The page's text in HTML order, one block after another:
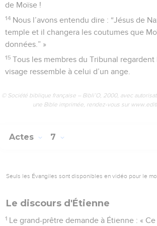
de Moïse !
14 Nous l’avons entendu dire : “Jésus de
temple et il changera les coutumes que
données.” »
15 Tous les membres du Tribunal regardent
visage ressemble à celui d’un ange.
© Société biblique française – Bibli’O, 2000, avec
une Bible imprimée, rendez-vous sur
Actes 7
Seuls les Évangiles sont disponibles en vidéo pour le
Le discours d'Étienne
1 Le grand-prêtre demande à Étienne : « Ce